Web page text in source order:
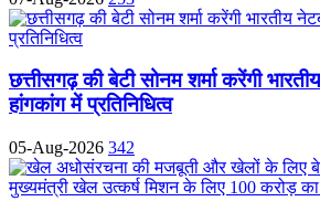
छत्तीसगढ़ की बेटी सोनम शर्मा करेंगी
हांगकांग में प्रतिनिधित्व
05-Aug-2026 342